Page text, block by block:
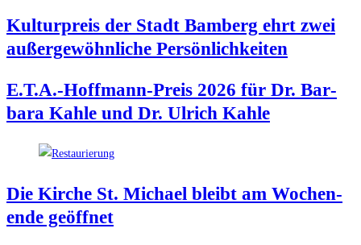
Kul­tur­preis der Stadt Bam­berg ehrt zwei
außer­ge­wöhn­li­che Persönlichkeiten
E.T.A.-Hoffmann-Preis 2026 für Dr. Bar­
ba­ra Kah­le und Dr. Ulrich Kahle
Die Kir­che St. Micha­el bleibt am Wochen­
en­de geöffnet